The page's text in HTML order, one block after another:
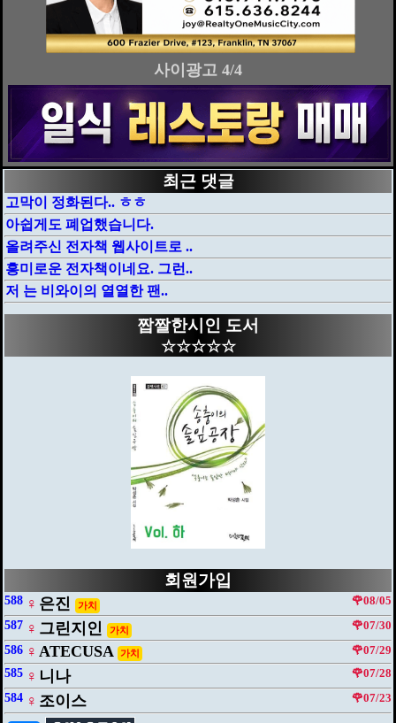
사이광고 4/4
최근 댓글
고막이 정화된다.. ㅎㅎ
아쉽게도 폐업했습니다.
올려주신 전자책 웹사이트로 ..
흥미로운 전자책이네요. 그런..
저 는 비와이의 열열한 팬..
짭짤한시인 도서
☆☆☆☆☆
회원가입
588 ♀ 은진 가치
🌹08/05
587 ♀ 그린지인 가치
🌹07/30
586 ♀ ATECUSA 가치
🌹07/29
585 ♀ 니나
🌹07/28
584 ♀ 조이스 🌹07/23